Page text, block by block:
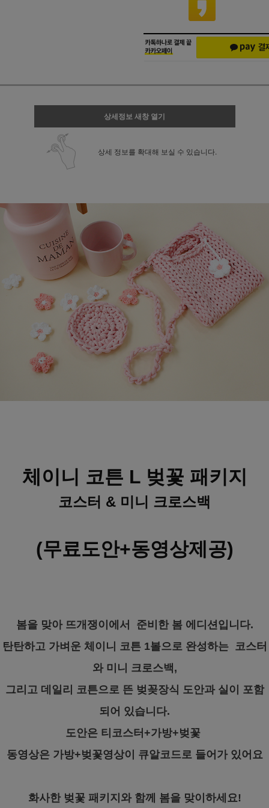
상세정보 새창 열기
상세 정보를 확대해 보실 수 있습니다.
체이니 코튼 L 벚꽃 패키지
코스터 & 미니 크로스백
(무료도안+동영상제공)
봄을 맞아 뜨개쟁이에서 준비한 봄 에디션입니다.
탄탄하고 가벼운 체이니 코튼 1볼으로 완성하는 코스터
와 미니 크로스백,
그리고 데일리 코튼으로 뜬 벚꽂장식 도안과 실이 포함
되어 있습니다.
도안은 티코스터+가방+벚꽃
동영상은 가방+벚꽃영상이 큐알코드로 들어가 있어요
화사한 벚꽃 패키지와 함께 봄을 맞이하세요!